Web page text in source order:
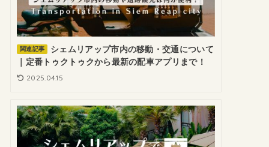
関連記事
シェムリアップ市内の移動・交通について
｜定番トゥクトゥクから最新の配車アプリまで！
2025.04.15